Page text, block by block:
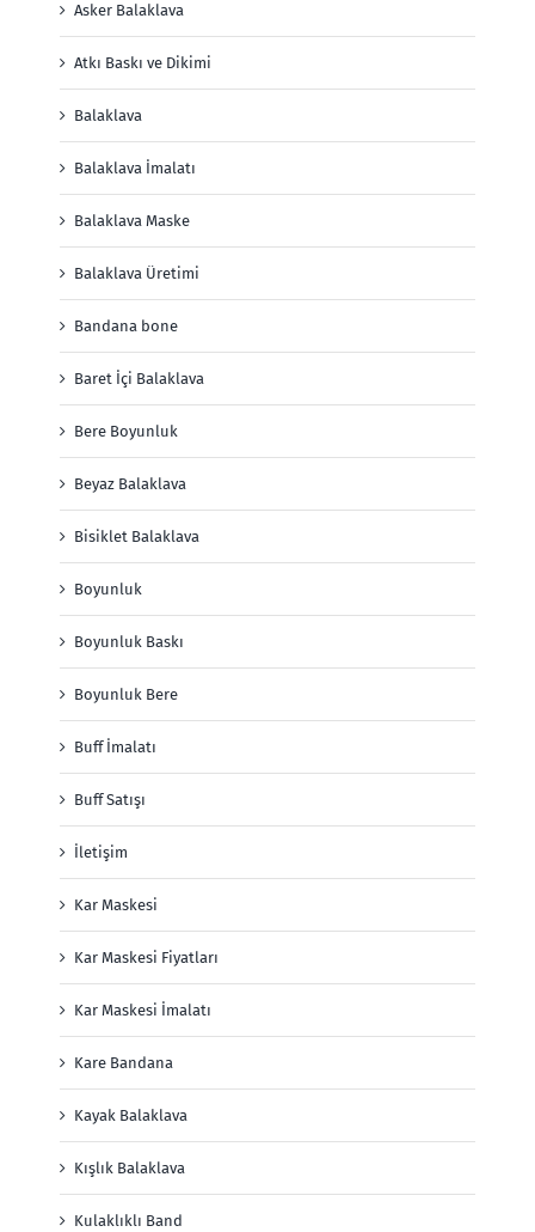
Asker Balaklava
Atkı Baskı ve Dikimi
Balaklava
Balaklava İmalatı
Balaklava Maske
Balaklava Üretimi
Bandana bone
Baret İçi Balaklava
Bere Boyunluk
Beyaz Balaklava
Bisiklet Balaklava
Boyunluk
Boyunluk Baskı
Boyunluk Bere
Buff İmalatı
Buff Satışı
İletişim
Kar Maskesi
Kar Maskesi Fiyatları
Kar Maskesi İmalatı
Kare Bandana
Kayak Balaklava
Kışlık Balaklava
Kulaklıklı Band